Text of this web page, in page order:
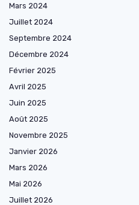
Mars 2024
Juillet 2024
Septembre 2024
Décembre 2024
Février 2025
Avril 2025
Juin 2025
Août 2025
Novembre 2025
Janvier 2026
Mars 2026
Mai 2026
Juillet 2026